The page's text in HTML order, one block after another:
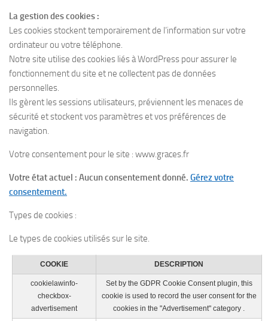
La gestion des cookies :
Les cookies stockent temporairement de l’information sur votre
ordinateur ou votre téléphone.
Notre site utilise des cookies liés à WordPress pour assurer le
fonctionnement du site et ne collectent pas de données
personnelles.
Ils gèrent les sessions utilisateurs, préviennent les menaces de
sécurité et stockent vos paramètres et vos préférences de
navigation.
Votre consentement pour le site : www.graces.fr
Votre état actuel : Aucun consentement donné. Gérez votre
consentement.
Types de cookies :
Le types de cookies utilisés sur le site.
COOKIE DESCRIPTION
cookielawinfo-
checkbox-
advertisement
Set by the GDPR Cookie Consent plugin, this
cookie is used to record the user consent for the
cookies in the "Advertisement" category .